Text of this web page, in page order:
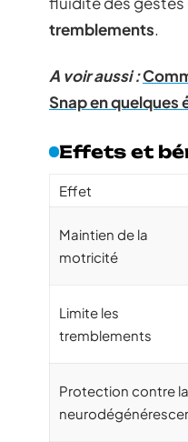
tremblements.
A voir aussi :
Snap en quelques
Effets et
Effet
Maintien de la
motricité
Limite les
tremblements
Protection contre la